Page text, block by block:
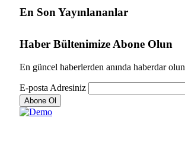
En Son Yayınlananlar
Haber Bültenimize Abone Olun
En güncel haberlerden anında haberdar olun
E-posta Adresiniz